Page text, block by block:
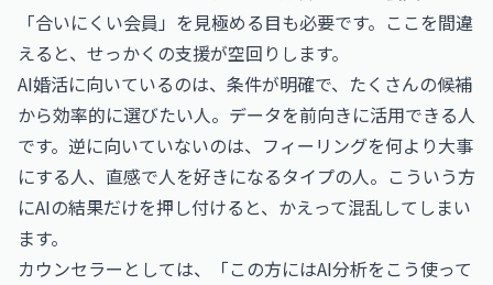
「合いにくい会員」を見極める目も必要です。ここを間違
えると、せっかくの支援が空回りします。
AI婚活に向いているのは、条件が明確で、たくさんの候補
から効率的に選びたい人。データを前向きに活用できる人
です。逆に向いていないのは、フィーリングを何より大事
にする人、直感で人を好きになるタイプの人。こういう方
にAIの結果だけを押し付けると、かえって混乱してしまい
ます。
カウンセラーとしては、「この方にはAI分析をこう使って